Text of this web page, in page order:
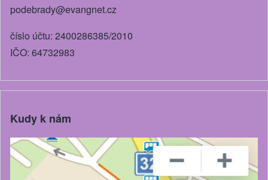
podebrady@evangnet.cz
číslo účtu: 2400286385/2010
IČO: 64732983
Kudy k nám